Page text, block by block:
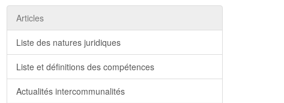
Articles
Liste des natures juridiques
Liste et définitions des compétences
Actualités intercommunalités